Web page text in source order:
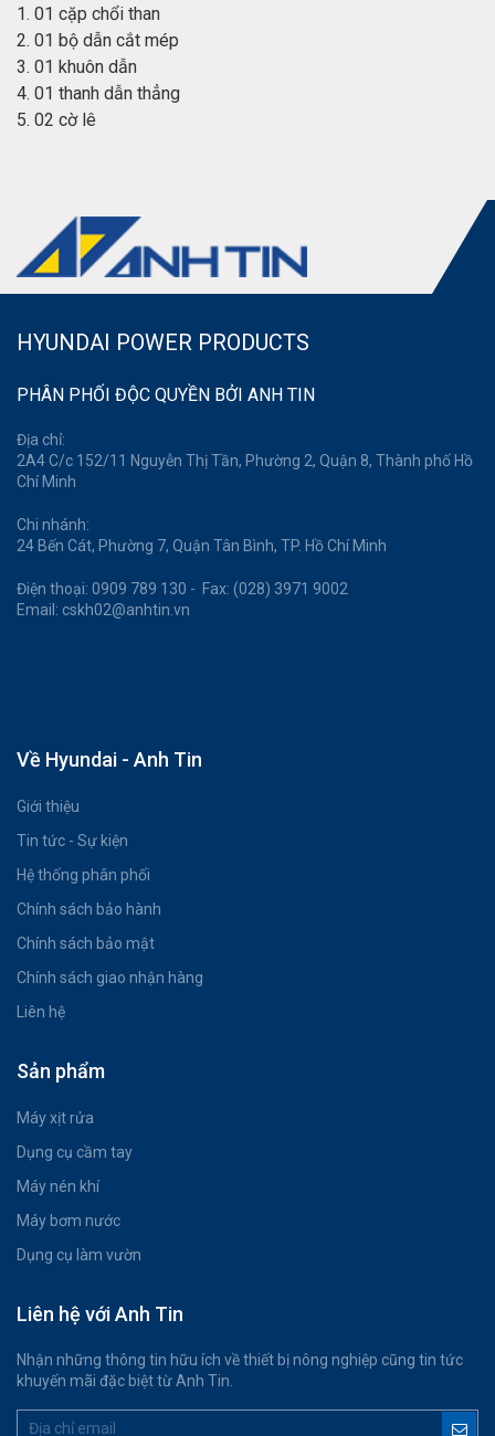
1. 01 cặp chổi than
2. 01 bộ dẫn cắt mép
3. 01 khuôn dẫn
4. 01 thanh dẫn thẳng
5. 02 cờ lê
HYUNDAI POWER PRODUCTS
PHÂN PHỐI ĐỘC QUYỀN BỞI ANH TIN
Địa chỉ:
2A4 C/c 152/11 Nguyễn Thị Tần, Phường 2, Quận 8, Thành phố Hồ
Chí Minh
Chi nhánh:
24 Bến Cát, Phường 7, Quận Tân Bình, TP. Hồ Chí Minh
Điện thoại: 0909 789 130 - Fax: (028) 3971 9002
Email: cskh02@anhtin.vn
Về Hyundai - Anh Tin
Giới thiệu
Tin tức - Sự kiện
Hệ thống phân phối
Chính sách bảo hành
Chính sách bảo mật
Chính sách giao nhận hàng
Liên hệ
Sản phẩm
Máy xịt rửa
Dụng cụ cầm tay
Máy nén khí
Máy bơm nước
Dụng cụ làm vườn
Liên hệ với Anh Tin
Nhận những thông tin hữu ích về thiết bị nông nghiệp cũng tin tức
khuyến mãi đặc biệt từ Anh Tin.